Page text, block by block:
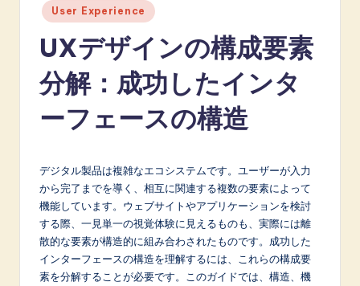
p
Posted
in
User Experience
UXデザインの構成要素
分解：成功したインタ
ーフェースの構造
デジタル製品は複雑なエコシステムです。ユーザーが入力
から完了までを導く、相互に関連する複数の要素によって
機能しています。ウェブサイトやアプリケーションを検討
する際、一見単一の視覚体験に見えるものも、実際には離
散的な要素が構造的に組み合わされたものです。成功した
インターフェースの構造を理解するには、これらの構成要
素を分解することが必要です。このガイドでは、構造、機